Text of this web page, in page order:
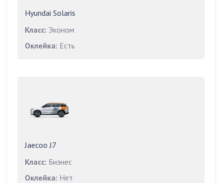
Hyundai Solaris
Класс: Эконом
Оклейка: Есть
Jaecoo J7
Класс: Бизнес
Оклейка: Нет